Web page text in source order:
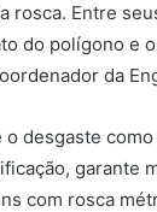
rosca. Entre
do polígono e
da
desgaste
garante
com rosca